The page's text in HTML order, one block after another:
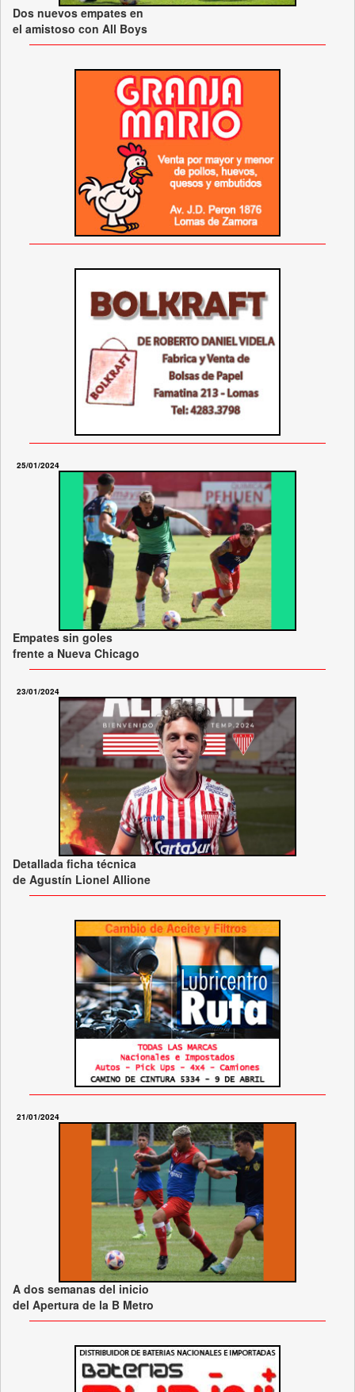
Dos nuevos empates en
el amistoso con All Boys
25/01/2024
Empates sin goles
frente a Nueva Chicago
23/01/2024
Detallada ficha técnica
de Agustín Lionel Allione
21/01/2024
A dos semanas del inicio
del Apertura de la B Metro